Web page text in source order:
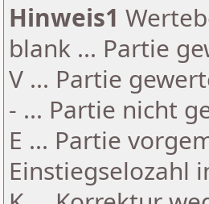
Hinweis1
blank ... Partie
V ... Partie
- ... Partie nicht
E ... Partie
Einstiegselozahl